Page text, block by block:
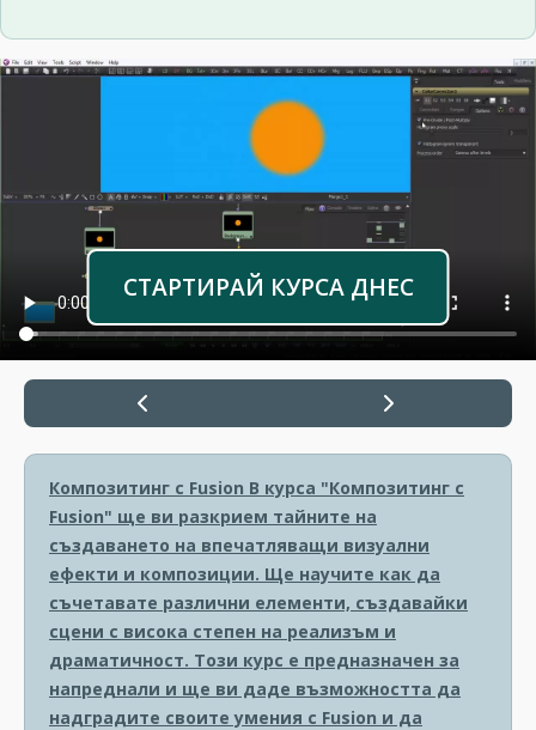
СТАРТИРАЙ КУРСА ДНЕС
Композитинг с Fusion В курса "Композитинг с
Fusion" ще ви разкрием тайните на
създаването на впечатляващи визуални
ефекти и композиции. Ще научите как да
съчетавате различни елементи, създавайки
сцени с висока степен на реализъм и
драматичност. Този курс е предназначен за
напреднали и ще ви даде възможността да
надградите своите умения с Fusion и да